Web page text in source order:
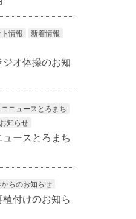
情報
新着情報
ジオ体操のお知
ニュースとろまち
知らせ
ュースとろまち
らのお知らせ
付けのお知ら